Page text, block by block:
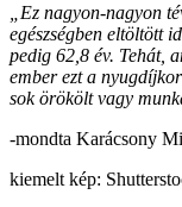
„Ez nagyon-nagyon
egészségben eltöltött
pedig 62,8 év. Tehát,
ember ezt a
sok örökölt vagy
-mondta Karácsony
kiemelt kép: